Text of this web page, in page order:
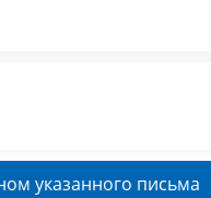
указанного письма